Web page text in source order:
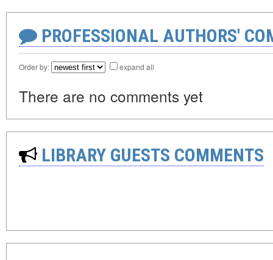
PROFESSIONAL AUTHORS'
Order by: expand all
There are no comments yet
LIBRARY GUESTS COMMENTS